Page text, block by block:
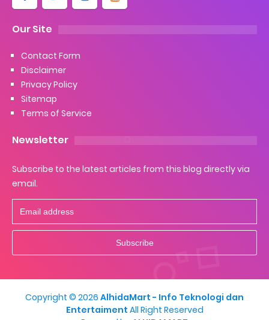
Our Site
Contact Form
Disclaimer
Privacy Policy
Sitemap
Terms of Service
Newsletter
Subscribe to the latest articles from this blog directly via
email.
Copyright © 2026 AlhidaMart - Info Teknologi dan
Entertaiment All Right Reserved